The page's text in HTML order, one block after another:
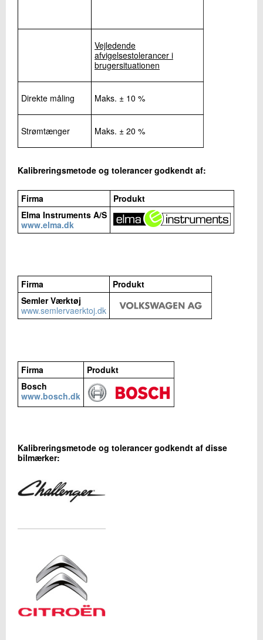
Send
23.Bremsevæsketestere
Retardationsmåler
27.Modstandssvejser
29.Vægte
Vejledende
afvigelsestolerancer i
brugersituationen
Direkte måling Maks. ± 10 %
Strømtænger Maks. ± 20 %
Kalibreringsmetode og tolerancer godkendt af:
Firma
Produkt
Elma Instruments A/S
www.elma.dk
Firma
Produkt
Semler Værktøj
www.semlervaerktoj.dk
Firma
Produkt
Bosch
www.bosch.dk
Kalibreringsmetode og tolerancer godkendt af disse
bilmærker: